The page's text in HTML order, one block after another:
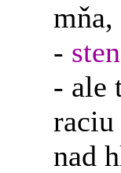
-
- ale
raciu
nad